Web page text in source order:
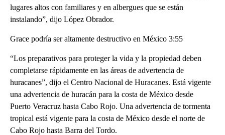
lugares altos con familiares y en albergues que se están
instalando”, dijo López Obrador.
Grace podría ser altamente destructivo en México 3:55
“Los preparativos para proteger la vida y la propiedad deben
completarse rápidamente en las áreas de advertencia de
huracanes”, dijo el Centro Nacional de Huracanes. Está vigente
una advertencia de huracán para la costa de México desde
Puerto Veracruz hasta Cabo Rojo. Una advertencia de tormenta
tropical está vigente para la costa de México desde el norte de
Cabo Rojo hasta Barra del Tordo.